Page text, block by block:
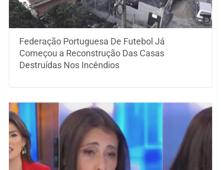
Federação Portuguesa De Futebol Já
Começou a Reconstrução Das Casas
Destruídas Nos Incêndios